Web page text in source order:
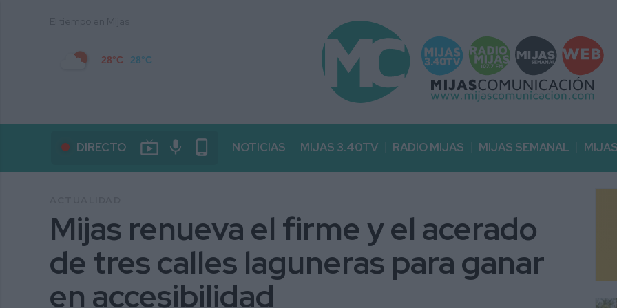
28°C 28°C
DIRECTO live_tv mic phone_android NOTICIAS MIJAS 3.40TV RADIO MIJAS MIJAS SEMANAL
Mijas renueva el firme y el acerado
de tres calles laguneras para ganar
en accesibilidad